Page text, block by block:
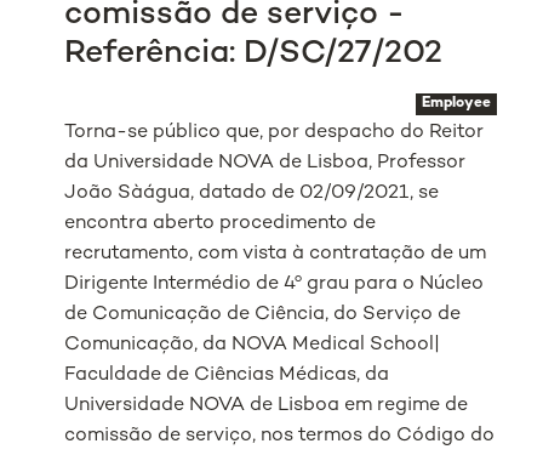
comissão de serviço -
Referência: D/SC/27/202
Employee
Torna-se público que, por despacho do Reitor
da Universidade NOVA de Lisboa, Professor
João Sàágua, datado de 02/09/2021, se
encontra aberto procedimento de
recrutamento, com vista à contratação de um
Dirigente Intermédio de 4º grau para o Núcleo
de Comunicação de Ciência, do Serviço de
Comunicação, da NOVA Medical School|
Faculdade de Ciências Médicas, da
Universidade NOVA de Lisboa em regime de
comissão de serviço, nos termos do Código do